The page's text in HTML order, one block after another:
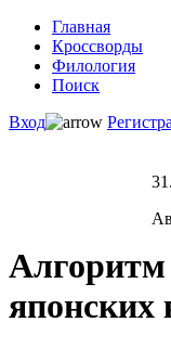
Главная
Кроссворды
Филология
Поиск
Вход
Алгоритм
японских